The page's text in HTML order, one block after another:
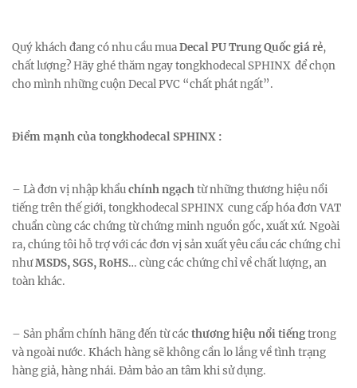
Quý khách đang có nhu cầu muaDecal PU Trung Quốc giá rẻ,
chất lượng? Hãy ghé thăm ngay tongkhodecal SPHINX để chọn
cho mình những cuộn Decal PVC “chất phát ngất”.
Điểm mạnh của tongkhodecal SPHINX :
– Là đơn vị nhập khẩuchính ngạchtừ những thương hiệu nổi
tiếng trên thế giới, tongkhodecal SPHINX cung cấp hóa đơn VAT
chuẩn cùng các chứng từ chứng minh nguồn gốc, xuất xứ. Ngoài
ra, chúng tôi hỗ trợ với các đơn vị sản xuất yêu cầu các chứng chỉ
nhưMSDS, SGS, RoHS… cùng các chứng chỉ về chất lượng, an
toàn khác.
– Sản phẩm chính hãng đến từ các thương hiệu nổi tiếngtrong
và ngoài nước. Khách hàng sẽ không cần lo lắng về tình trạng
hàng giả, hàng nhái. Đảm bảo an tâm khi sử dụng.